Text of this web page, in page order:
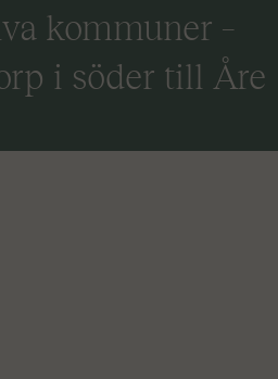
kommuner –
i söder till Åre